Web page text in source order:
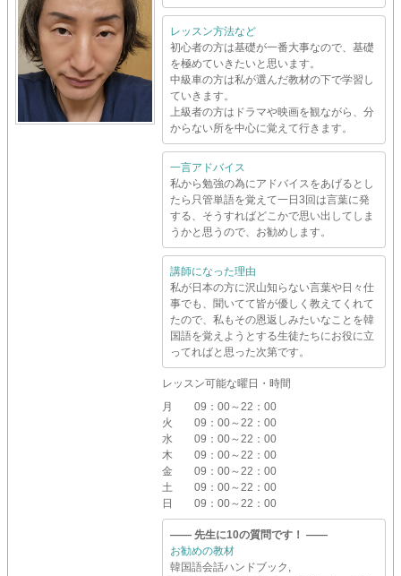
レッスン方法など
初心者の方は基礎が一番大事なので、基礎
を極めていきたいと思います。
中級車の方は私が選んだ教材の下で学習し
ていきます。
上級者の方はドラマや映画を観ながら、分
からない所を中心に覚えて行きます。
一言アドバイス
私から勉強の為にアドバイスをあげるとし
たら只管単語を覚えて一日3回は言葉に発
する、そうすればどこかで思い出してしま
うかと思うので、お勧めします。
講師になった理由
私が日本の方に沢山知らない言葉や日々仕
事でも、聞いてて皆が優しく教えてくれて
たので、私もその恩返しみたいなことを韓
国語を覚えようとする生徒たちにお役に立
ってればと思った次第です。
レッスン可能な曜日・時間
月
09：00～22：00
火
09：00～22：00
水
09：00～22：00
木
09：00～22：00
金
09：00～22：00
土
09：00～22：00
日
09：00～22：00
―― 先生に10の質問です！ ――
お勧めの教材
韓国語会話ハンドブック,